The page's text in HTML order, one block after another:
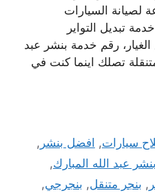
لصيانة السيارات
تبديل التواير
رقم خدمة بنشر عبد
تصلك اينما كنت في
سيارات, افضل بنشر ,
عبد الله المبارك,
, بنجر متنقل, بنجرجي,